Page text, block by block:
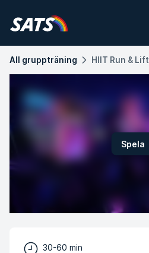
All gruppträning HIIT Run & Lift
Spela
30-60 min